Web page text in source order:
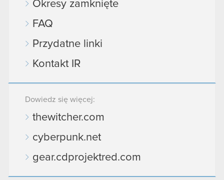
Okresy zamknięte
FAQ
Przydatne linki
Kontakt IR
Dowiedz się więcej:
thewitcher.com
cyberpunk.net
gear.cdprojektred.com